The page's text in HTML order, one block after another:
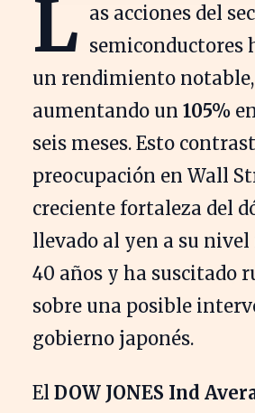
L as acciones del
semiconductores
un rendimiento notable,
aumentando un 105%
seis meses. Esto
preocupación en Wall
creciente fortaleza del
llevado al yen a su nivel
40 años y ha suscitado
sobre una posible
gobierno japonés.
El DOW JONES Ind